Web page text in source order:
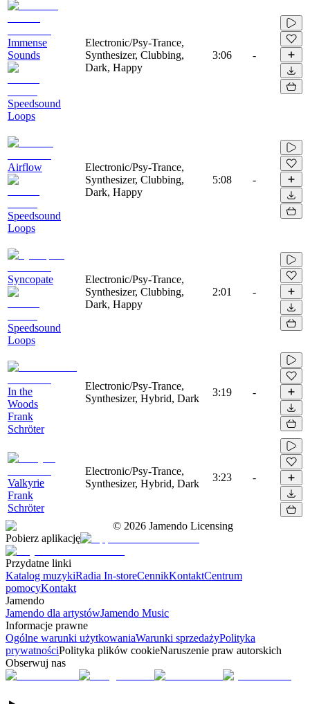
Immense
Sounds
Speedsound
Loops
Electronic/Psy-Trance,
Synthesizer, Clubbing,
Dark, Happy
3:06 -
Airflow
Speedsound
Loops
Electronic/Psy-Trance,
Synthesizer, Clubbing,
Dark, Happy
5:08 -
Syncopate
Speedsound
Loops
Electronic/Psy-Trance,
Synthesizer, Clubbing,
Dark, Happy
2:01 -
In the
Woods
Frank
Schröter
Electronic/Psy-Trance,
Synthesizer, Hybrid, Dark
3:19 -
Valkyrie
Frank
Schröter
Electronic/Psy-Trance,
Synthesizer, Hybrid, Dark
3:23 -
© 2026 Jamendo Licensing
Pobierz aplikację
Przydatne linki
Katalog muzykiRadia In-storeCennikKontaktCentrum
pomocyKontakt
Jamendo
Jamendo dla artystówJamendo Music
Informacje prawne
Ogólne warunki użytkowaniaWarunki sprzedażyPolityka
prywatnościPolityka plików cookieNaruszenie praw autorskich
Obserwuj nas